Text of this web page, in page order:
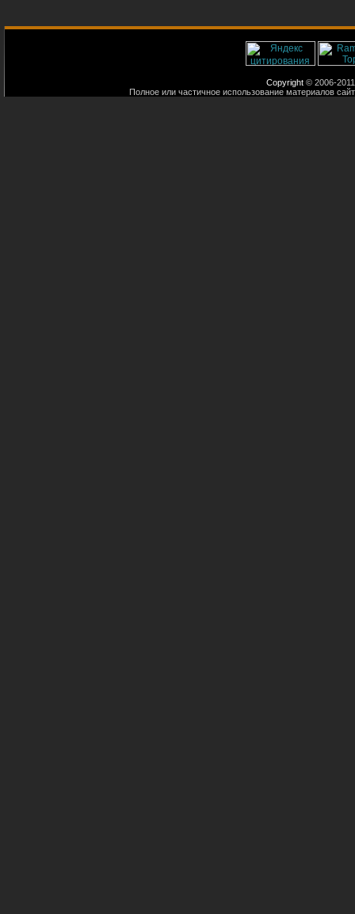
Copyright © 2006-
Полное или частичное использование материалов